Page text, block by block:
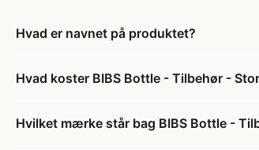
Hvad er navnet på produktet?
Hvad koster BIBS Bottle - Tilbehør -
Hvilket mærke står bag BIBS Bottle -